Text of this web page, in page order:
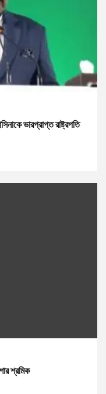
ভারপ্রাপ্ত রাষ্ট্রপতি
শ্রমিক